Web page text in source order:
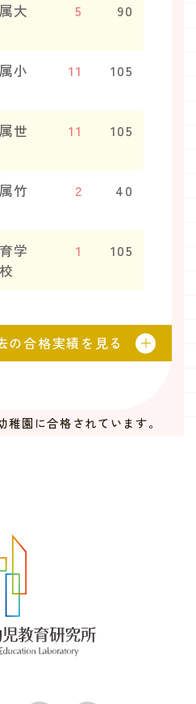
大
5 90
小
11 105
世
11 105
竹
2 40
学
1 105
の合格実績を見る
稚園に合格されています。